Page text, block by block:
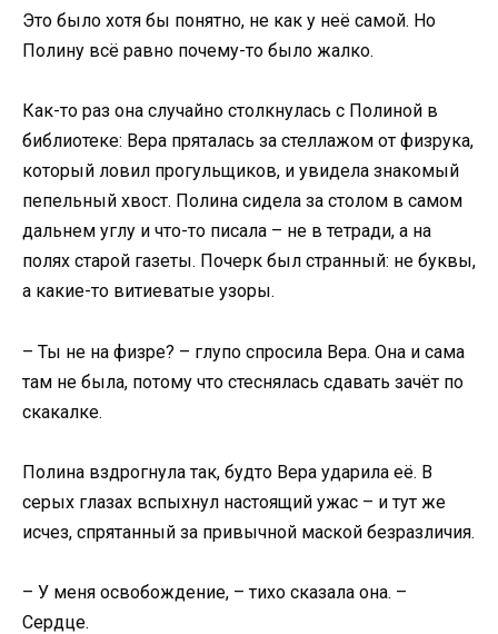
Это было хотя бы понятно, не как у неё самой. Но
Полину всё равно почему-то было жалко.
Как-то раз она случайно столкнулась с Полиной в
библиотеке: Вера пряталась за стеллажом от физрука,
который ловил прогульщиков, и увидела знакомый
пепельный хвост. Полина сидела за столом в самом
дальнем углу и что-то писала – не в тетради, а на
полях старой газеты. Почерк был странный: не буквы,
а какие-то витиеватые узоры.
– Ты не на физре? – глупо спросила Вера. Она и сама
там не была, потому что стеснялась сдавать зачёт по
скакалке.
Полина вздрогнула так, будто Вера ударила её. В
серых глазах вспыхнул настоящий ужас – и тут же
исчез, спрятанный за привычной маской безразличия.
– У меня освобождение, – тихо сказала она. –
Сердце.